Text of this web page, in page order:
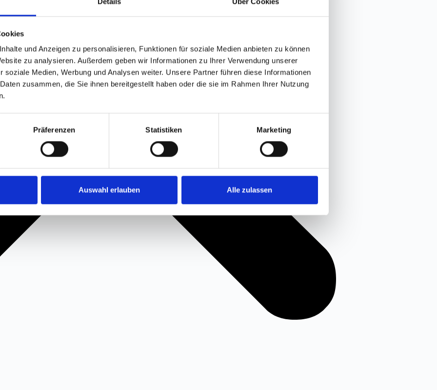
und Anzeigen zu personalisieren, Funktionen für soziale Medien anbieten zu können
zu analysieren. Außerdem geben wir Informationen zu Ihrer Verwendung unserer
soziale Medien, Werbung und Analysen weiter. Unsere Partner führen diese Informationen
zusammen, die Sie ihnen bereitgestellt haben oder die sie im Rahmen Ihrer Nutzung
Präferenzen Statistiken Marketing
Auswahl erlauben Alle zulassen